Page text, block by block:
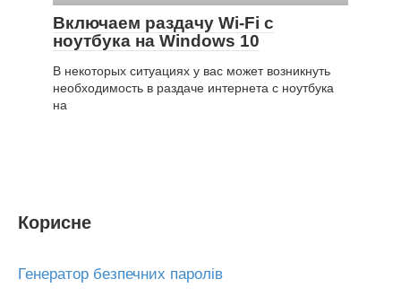
Включаем раздачу Wi-Fi с
ноутбука на Windows 10
В некоторых ситуациях у вас может возникнуть
необходимость в раздаче интернета с ноутбука
на
Корисне
Генератор безпечних паролів